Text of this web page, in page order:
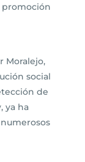
promoción
Moralejo,
social
de
ya ha